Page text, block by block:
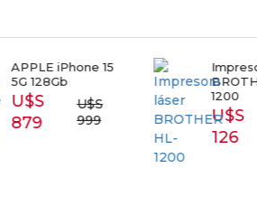
APPLE iPhone 15
5G 128Gb
U$S
879
U$S
999
1200
U$S
126